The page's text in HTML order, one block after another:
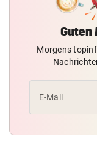
Guten
Morgens
E-Mail